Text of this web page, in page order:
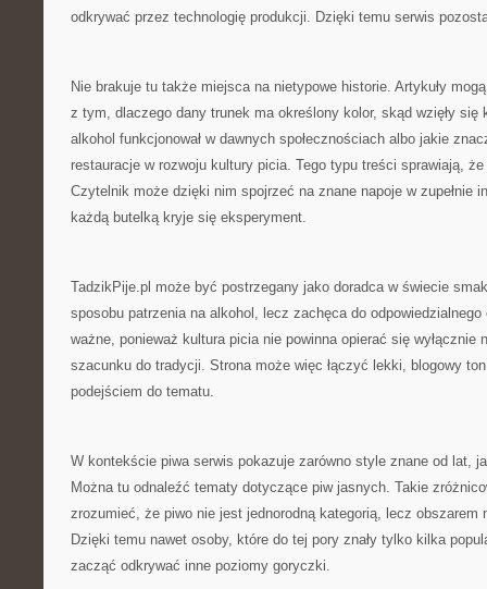
odkrywać przez technologię produkcji. Dzięki temu serwis
Nie brakuje tu także miejsca na nietypowe historie. Artykuły
z tym, dlaczego dany trunek ma określony kolor, skąd wzięły się
alkohol funkcjonował w dawnych społecznościach albo jakie
restauracje w rozwoju kultury picia. Tego typu treści sprawiają,
Czytelnik może dzięki nim spojrzeć na znane napoje w zupełnie
każdą butelką kryje się eksperyment.
TadzikPije.pl może być postrzegany jako doradca w świecie
sposobu patrzenia na alkohol, lecz zachęca do
ważne, ponieważ kultura picia nie powinna opierać się
szacunku do tradycji. Strona może więc łączyć lekki, blogowy
podejściem do tematu.
W kontekście piwa serwis pokazuje zarówno style znane od lat,
Można tu odnaleźć tematy dotyczące piw jasnych. Takie
zrozumieć, że piwo nie jest jednorodną kategorią, lecz obszarem
Dzięki temu nawet osoby, które do tej pory znały tylko kilka
zacząć odkrywać inne poziomy goryczki.